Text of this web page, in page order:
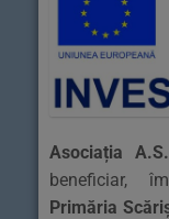
Asociația
beneficiar,
Primăria